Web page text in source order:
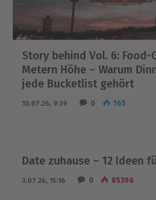
Story behind Vol. 6: Food-
Metern Höhe – Warum
jede Bucketlist gehört
10.07.26, 9:39 0 165
Date zuhause – 12 Ideen
3.07.26, 15:16 0 85396